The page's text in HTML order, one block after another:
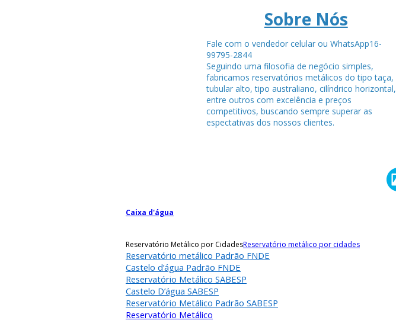
Sobre Nós
Fale com o vendedor celular ou WhatsApp16-
99795-2844
Seguindo uma filosofia de negócio simples,
fabricamos reservatórios metálicos do tipo taça,
tubular alto, tipo australiano, cilíndrico horizontal,
entre outros com excelência e preços
competitivos, buscando sempre superar as
espectativas dos nossos clientes.
Caixa d'água
Reservatório Metálico por CidadesReservatório metálico por cidades
Reservatório metálico Padrão FNDE
Castelo d’água Padrão FNDE
Reservatório Metálico SABESP
Castelo D’água SABESP
Reservatório Metálico Padrão SABESP
Reservatório Metálico